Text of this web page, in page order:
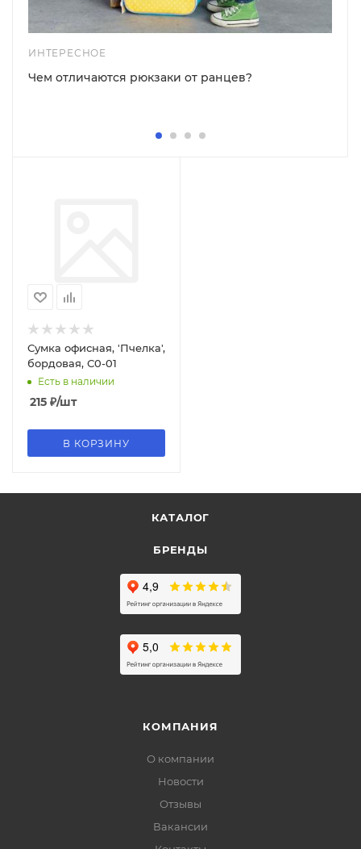
ИНТЕРЕСНОЕ
Чем отличаются рюкзаки от ранцев?
Сумка офисная, 'Пчелка',
бордовая, С0-01
Есть в наличии
215 ₽/шт
В КОРЗИНУ
КАТАЛОГ
БРЕНДЫ
КОМПАНИЯ
О компании
Новости
Отзывы
Вакансии